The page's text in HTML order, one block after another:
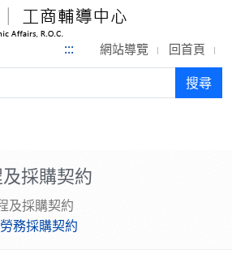
::: 網站導覽 回首頁
搜尋
採購契約
及採購契約
務採購契約